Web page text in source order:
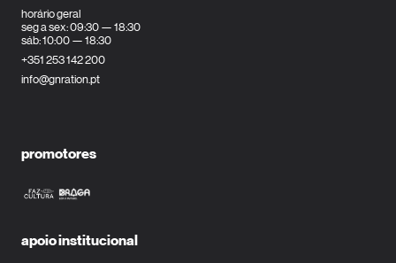
horário geral
seg a sex: 09:30 — 18:30
sáb: 10:00 — 18:30
+351 253 142 200
info@gnration.pt
promotores
apoio institucional